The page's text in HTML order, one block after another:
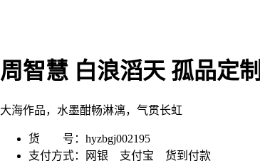
周智慧 白浪滔天 孤品定制
大海作品，水墨酣畅淋漓，气贯长虹
货 号： hyzbgj002195
支付方式：
网银 支付宝 货到付款